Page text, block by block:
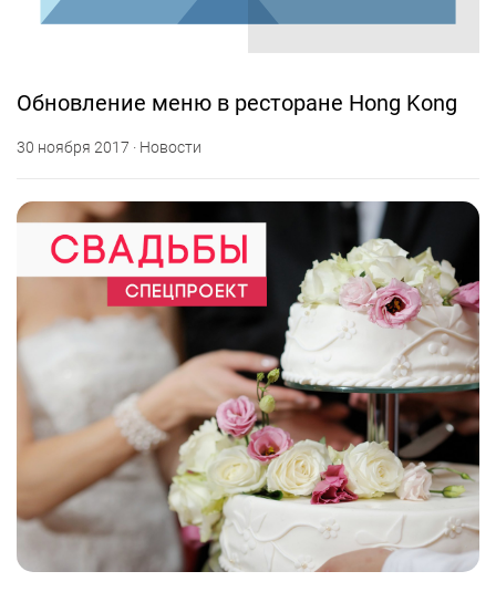
Обновление меню в ресторане Hong Kong
30 ноября 2017 · Новости